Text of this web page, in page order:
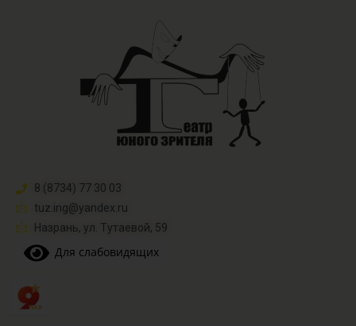
8 (8734) 77 30 03
tuz.ing@yandex.ru​
Назрань, ул. Тутаевой, 59
Для слабовидящих